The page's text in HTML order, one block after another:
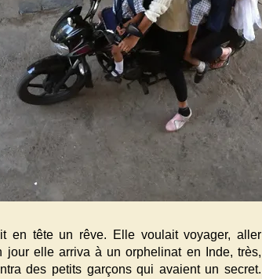
tête un rêve. Elle voulait voyager, aller
elle arriva à un orphelinat en Inde, très,
des petits garçons qui avaient un secret.